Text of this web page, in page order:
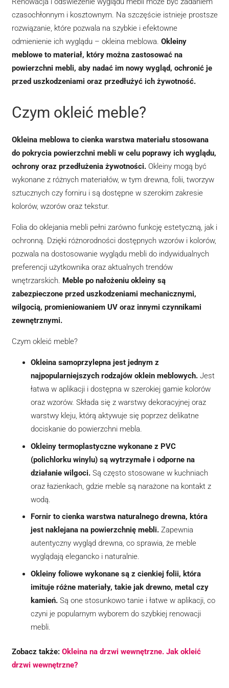
czasochłonnym i kosztownym. Na szczęście istnieje prostsze
rozwiązanie, które pozwala na szybkie i efektowne
odmienienie ich wyglądu – okleina meblowa. Okleiny
meblowe to materiał, który można zastosować na
powierzchni mebli, aby nadać im nowy wygląd, ochronić je
przed uszkodzeniami oraz przedłużyć ich żywotność.
Czym okleić meble?
Okleina meblowa to cienka warstwa materiału stosowana
do pokrycia powierzchni mebli w celu poprawy ich wyglądu,
ochrony oraz przedłużenia żywotności. Okleiny mogą być
wykonane z różnych materiałów, w tym drewna, folii, tworzyw
sztucznych czy forniru i są dostępne w szerokim zakresie
kolorów, wzorów oraz tekstur.
Folia do oklejania mebli pełni zarówno funkcję estetyczną, jak i
ochronną. Dzięki różnorodności dostępnych wzorów i kolorów,
pozwala na dostosowanie wyglądu mebli do indywidualnych
preferencji użytkownika oraz aktualnych trendów
wnętrzarskich. Meble po nałożeniu okleiny są
zabezpieczone przed uszkodzeniami mechanicznymi,
wilgocią, promieniowaniem UV oraz innymi czynnikami
zewnętrznymi.
Czym okleić meble?
Okleina samoprzylepna jest jednym z
najpopularniejszych rodzajów oklein meblowych. Jest
łatwa w aplikacji i dostępna w szerokiej gamie kolorów
oraz wzorów. Składa się z warstwy dekoracyjnej oraz
warstwy kleju, którą aktywuje się poprzez delikatne
dociskanie do powierzchni mebla.
Okleiny termoplastyczne wykonane z PVC
(polichlorku winylu) są wytrzymałe i odporne na
działanie wilgoci. Są często stosowane w kuchniach
oraz łazienkach, gdzie meble są narażone na kontakt z
wodą.
Fornir to cienka warstwa naturalnego drewna, która
jest naklejana na powierzchnię mebli. Zapewnia
autentyczny wygląd drewna, co sprawia, że meble
wyglądają elegancko i naturalnie.
Okleiny foliowe wykonane są z cienkiej folii, która
imituje różne materiały, takie jak drewno, metal czy
kamień. Są one stosunkowo tanie i łatwe w aplikacji, co
czyni je popularnym wyborem do szybkiej renowacji
mebli.
Zobacz także: Okleina na drzwi wewnętrzne. Jak okleić
drzwi wewnętrzne?
internetowej,
na podstawie
tego, jak
strona jest
używana.
Doświadczenie
Aby nasza
działała jak
twojego
przejścia na
nią. Jeśli
odrzucisz te
pliki cookie,
znikną ze
Marketing
Udostępniając swoje
zainteresowania i
zachowania
podczas
odwiedzania naszej
strony, zwiększasz
szansę na